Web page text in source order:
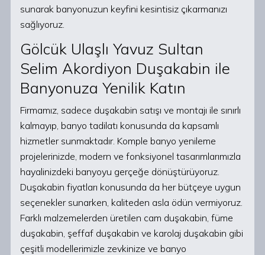
sunarak banyonuzun keyfini kesintisiz çıkarmanızı
sağlıyoruz.
Gölcük Ulaşlı Yavuz Sultan
Selim Akordiyon Duşakabin ile
Banyonuza Yenilik Katın
Firmamız, sadece duşakabin satışı ve montajı ile sınırlı
kalmayıp, banyo tadilatı konusunda da kapsamlı
hizmetler sunmaktadır. Komple banyo yenileme
projelerinizde, modern ve fonksiyonel tasarımlarımızla
hayalinizdeki banyoyu gerçeğe dönüştürüyoruz.
Duşakabin fiyatları konusunda da her bütçeye uygun
seçenekler sunarken, kaliteden asla ödün vermiyoruz.
Farklı malzemelerden üretilen cam duşakabin, füme
duşakabin, şeffaf duşakabin ve karolaj duşakabin gibi
çeşitli modellerimizle zevkinize ve banyo